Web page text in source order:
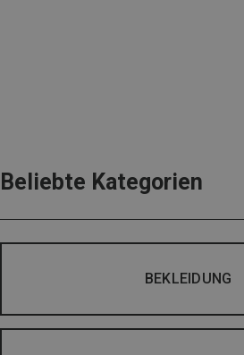
Beliebte Kategorien
BEKLEIDUNG